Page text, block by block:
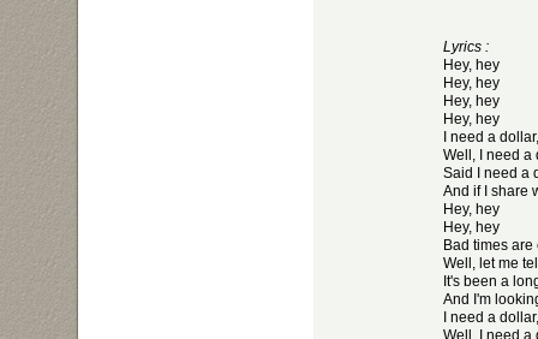
Lyrics :
Hey, hey
Hey, hey
Hey, hey
Hey, hey
I need a
Well, I need a
Said I need a
And if I share
Hey, hey
Hey, hey
Bad times
Well, let me
It's been a
And I'm
I need a
Well, I need a